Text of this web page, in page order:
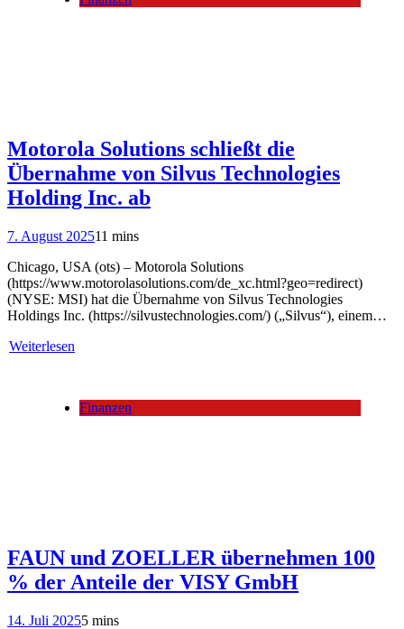
Motorola Solutions schließt die
Übernahme von Silvus Technologies
Holding Inc. ab
7. August 202511 mins
Chicago, USA (ots) – Motorola Solutions
(https://www.motorolasolutions.com/de_xc.html?geo=redirect)
(NYSE: MSI) hat die Übernahme von Silvus Technologies
Holdings Inc. (https://silvustechnologies.com/) („Silvus“), einem…
Weiterlesen
Finanzen
FAUN und ZOELLER übernehmen 100
% der Anteile der VISY GmbH
14. Juli 20255 mins